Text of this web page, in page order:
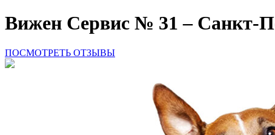
Вижен Сервис № 31 – Санкт-
ПОСМОТРЕТЬ ОТЗЫВЫ